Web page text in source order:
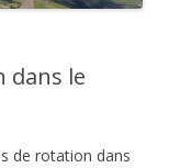
dans le
de rotation dans